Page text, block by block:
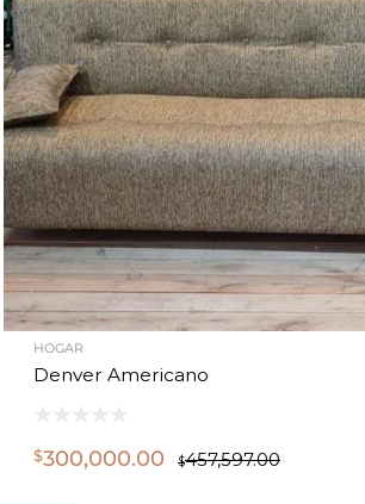
HOGAR
Denver Americano
$457,597.00
$300,000.00